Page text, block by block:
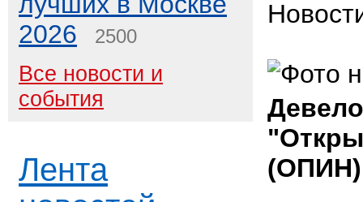
2026
2500
Все новости и
события
Лента
(ОПИН)